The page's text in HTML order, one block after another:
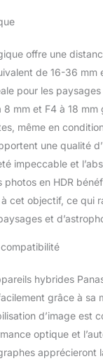
offre une
de 16-36 mm
pour les paysages
8 mm et F4 à 18
même en
une qualité
impeccable et
en HDR
cet objectif, ce qui
et
hybrides
grâce à sa
d’image est
optique et
apprécieront